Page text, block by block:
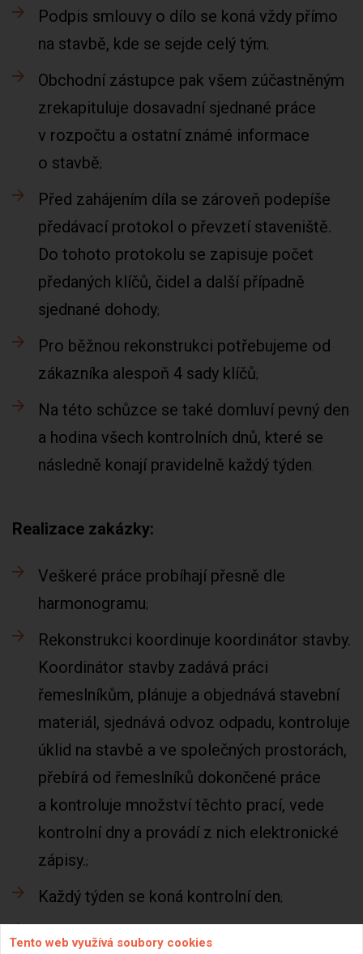
Podpis smlouvy o dílo se koná vždy přímo
na stavbě, kde se sejde celý tým
Obchodní zástupce pak všem zúčastněným
zrekapituluje dosavadní sjednané práce
v rozpočtu a ostatní známé informace
o stavbě
Před zahájením díla se zároveň podepíše
předávací protokol o převzetí staveniště.
Do tohoto protokolu se zapisuje počet
předaných klíčů, čidel a další případně
sjednané dohody
Pro běžnou rekonstrukci potřebujeme od
zákazníka alespoň 4 sady klíčů
Na této schůzce se také domluví pevný den
a hodina všech kontrolních dnů, které se
následně konají pravidelně každý týden
Realizace zakázky:
Veškeré práce probíhají přesně dle
harmonogramu
Rekonstrukci koordinuje koordinátor stavby.
Koordinátor stavby zadává práci
řemeslníkům, plánuje a objednává stavební
materiál, sjednává odvoz odpadu, kontroluje
úklid na stavbě a ve společných prostorách,
přebírá od řemeslníků dokončené práce
a kontroluje množství těchto prací, vede
kontrolní dny a provádí z nich elektronické
zápisy.
Každý týden se koná kontrolní den
Na kontrolním dnu se kromě kontroly
Tento web využívá soubory cookies